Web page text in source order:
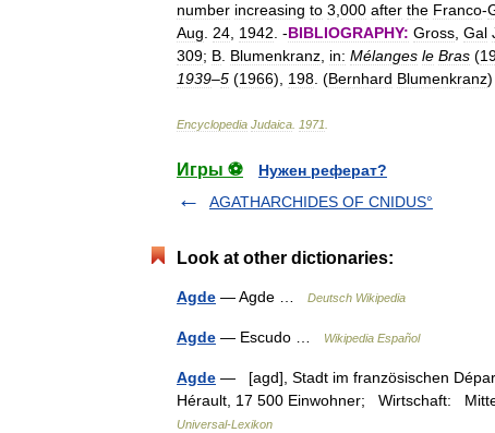
number increasing to 3 000 after the Franco-
Aug
24 1942 . -BIBLIOGRAPHY: Gross Gal
309; B Blumenkranz in: Mélanges le Bras (
1939–5 (1966), 198 . (Bernhard Blumenkranz)
Encyclopedia Judaica 1971
Игры ⚽
Нужен реферат?
AGATHARCHIDES OF CNIDUS°
Look at other dictionaries:
Agde — Agde … Deutsch Wikipedia
Agde — Escudo … Wikipedia Español
Agde — [agd], Stadt im französischen
Hérault, 17 500 Einwohner; Wirtschaft:
Universal-Lexikon